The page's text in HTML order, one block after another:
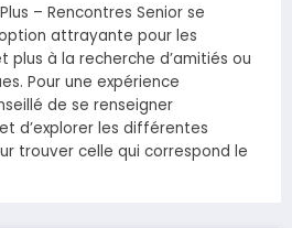
– Rencontres Senior se
attrayante pour les
plus à la recherche d’amitiés ou
Pour une expérience
de se renseigner
d’explorer les différentes
trouver celle qui correspond le